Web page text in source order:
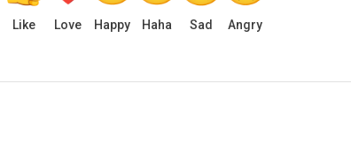
Like Love Happy Haha Sad Angry